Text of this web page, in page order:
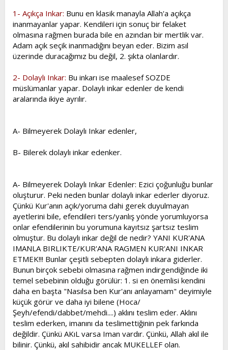
a
n
h
i
1- Açıkça Inkar: Bunu en klasik manayla Allah'a açıkça
inanmayanlar yapar. Kendileri için sonuç bir felaket
olmasına rağmen burada bile en azından bir mertlik var.
Adam açık seçik inanmadığını beyan eder. Bizim asıl
üzerinde duracağımız bu değil, 2. şıkta olanlardır.
2- Dolaylı Inkar: Bu inkarı ise maalesef SOZDE
müslümanlar yapar. Dolaylı inkar edenler de kendi
aralarında ikiye ayrılır.
A- Bilmeyerek Dolaylı Inkar edenler,
B- Bilerek dolaylı inkar edenker.
A- Bilmeyerek Dolaylı Inkar Edenler: Ezici çoğunluğu bunlar
oluşturur. Peki neden bunlar dolaylı inkar ederler diyoruz.
Çünkü Kur'anın açık/yoruma dahi gerek duyulmayan
ayetlerini bile, efendileri ters/yanlış yönde yorumluyorsa
onlar efendilerinin bu yorumuna kayıtsız şartsız teslim
olmuştur. Bu dolaylı inkar değil de nedir? YANI KUR'ANA
IMANLA BIRLIKTE/KUR'ANA RAGMEN KUR'ANI INKAR
ETMEK!!! Bunlar çeşitli sebepten dolaylı inkara giderler.
Bunun birçok sebebi olmasına rağmen indirgendiğinde iki
temel sebebinin olduğu görülür: 1. si en önemlisi kendini
daha en başta "Nasılsa ben Kur'anı anlayamam" deyimiyle
küçük görür ve daha iyi bilene (Hoca/
Şeyh/efendi/dabbet/mehdi....) aklını teslim eder. Aklını
teslim ederken, imanını da teslimettiğinin pek farkında
değildir. Çünkü AKıL varsa Iman vardır. Çünkü, Allah akıl ile
bilinir. Çünkü, akıl sahibidir ancak MUKELLEF olan.